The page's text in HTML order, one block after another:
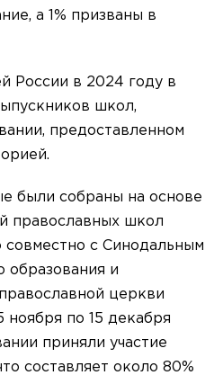
а 1% призваны в
России в 2024 году в
школ,
предоставленном
были собраны на основе
православных школ
совместно с Синодальным
образования и
церкви
по 15 декабря
приняли участие
составляет около 80%